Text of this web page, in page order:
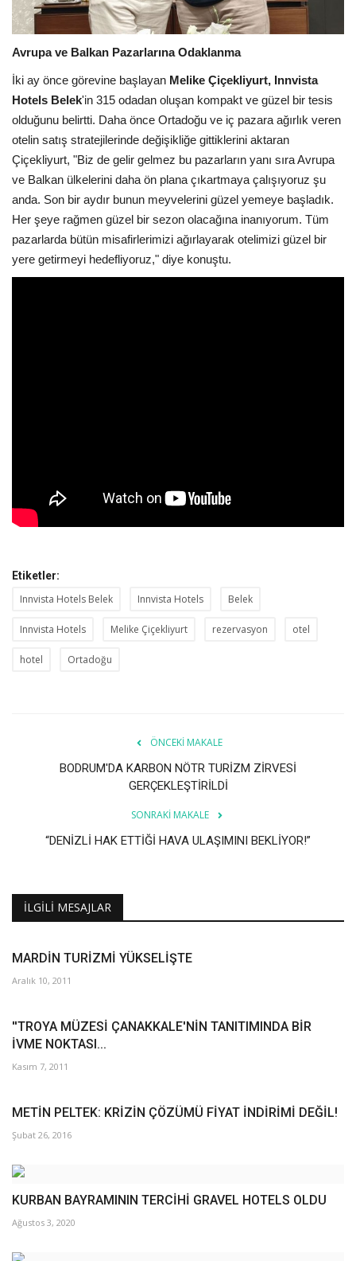
Avrupa ve Balkan Pazarlarına Odaklanma
İki ay önce görevine başlayan Melike Çiçekliyurt, Innvista
Hotels Belek'in 315 odadan oluşan kompakt ve güzel bir tesis
olduğunu belirtti. Daha önce Ortadoğu ve iç pazara ağırlık veren
otelin satış stratejilerinde değişikliğe gittiklerini aktaran
Çiçekliyurt, "Biz de gelir gelmez bu pazarların yanı sıra Avrupa
ve Balkan ülkelerini daha ön plana çıkartmaya çalışıyoruz şu
anda. Son bir aydır bunun meyvelerini güzel yemeye başladık.
Her şeye rağmen güzel bir sezon olacağına inanıyorum. Tüm
pazarlarda bütün misafirlerimizi ağırlayarak otelimizi güzel bir
yere getirmeyi hedefliyoruz," diye konuştu.
Etiketler:
Innvista Hotels Belek Innvista Hotels Belek
Innvista Hotels Melike Çiçekliyurt rezervasyon otel
hotel Ortadoğu
ÖNCEKI MAKALE
BODRUM'DA KARBON NÖTR TURİZM ZİRVESİ
GERÇEKLEŞTİRİLDİ
SONRAKI MAKALE
“DENİZLİ HAK ETTİĞİ HAVA ULAŞIMINI BEKLİYOR!”
İLGILI MESAJLAR
MARDİN TURİZMİ YÜKSELİŞTE
Aralık 10, 2011
''TROYA MÜZESİ ÇANAKKALE'NİN TANITIMINDA BİR
İVME NOKTASI...
Kasım 7, 2011
METİN PELTEK: KRİZİN ÇÖZÜMÜ FİYAT İNDİRİMİ DEĞİL!
Şubat 26, 2016
KURBAN BAYRAMININ TERCİHİ GRAVEL HOTELS OLDU
Ağustos 3, 2020